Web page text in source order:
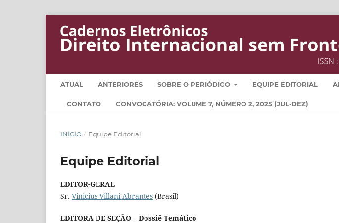
ATUAL ANTERIORES SOBRE O PERIÓDICO EQUIPE EDITORIAL
CONTATO CONVOCATÓRIA: VOLUME 7, NÚMERO 2, 2025 (JUL-DEZ)
INÍCIO / Equipe Editorial
Equipe Editorial
EDITOR-GERAL
Sr. Vinicius Villani Abrantes (Brasil)
EDITORA DE SEÇÃO – Dossiê Temático